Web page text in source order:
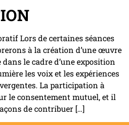
Lors de certaines séances
à la création d’une œuvre
dans le cadre d’une exposition
les voix et les expériences
La participation à
le consentement mutuel, et il
de contribuer […]